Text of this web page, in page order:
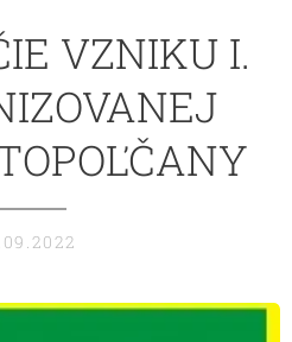
VZNIKU I.